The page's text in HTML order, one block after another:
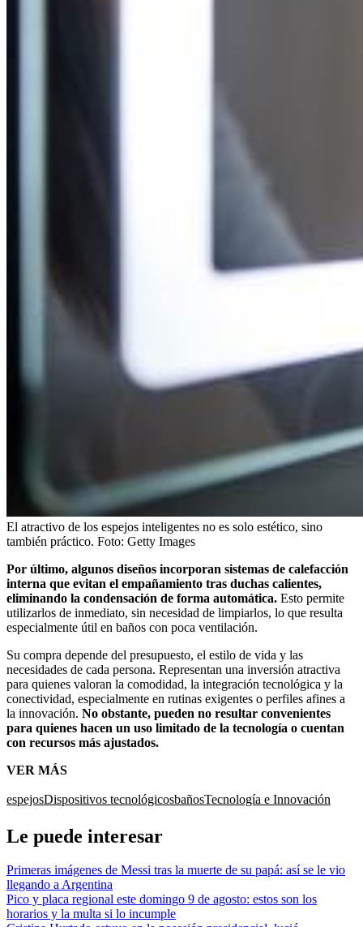
El atractivo de los espejos inteligentes no es solo estético, sino
también práctico. Foto: Getty Images
Por último, algunos diseños incorporan sistemas de calefacción
interna que evitan el empañamiento tras duchas calientes,
eliminando la condensación de forma automática. Esto permite
utilizarlos de inmediato, sin necesidad de limpiarlos, lo que resulta
especialmente útil en baños con poca ventilación.
Su compra depende del presupuesto, el estilo de vida y las
necesidades de cada persona. Representan una inversión atractiva
para quienes valoran la comodidad, la integración tecnológica y la
conectividad, especialmente en rutinas exigentes o perfiles afines a
la innovación. No obstante, pueden no resultar convenientes
para quienes hacen un uso limitado de la tecnología o cuentan
con recursos más ajustados.
VER MÁS
espejosDispositivos tecnológicosbañosTecnología e Innovación
Le puede interesar
Primeras imágenes de Messi tras la muerte de su papá: así se le vio
llegando a Argentina
Pico y placa regional este domingo 9 de agosto: estos son los
horarios y la multa si lo incumple